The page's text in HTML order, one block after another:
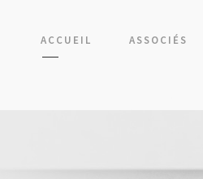
ACCUEIL ASSOCIÉS